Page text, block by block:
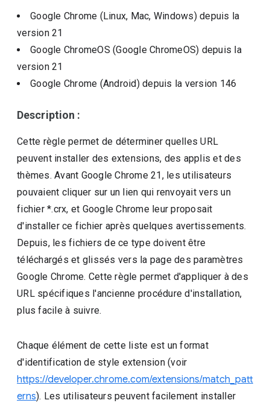
Google Chrome (Linux, Mac, Windows)depuis la
version21
Google ChromeOS (Google ChromeOS) depuis la
version21
Google Chrome (Android)depuis la version 146
Description :
Cette règle permet de déterminer quelles URL
peuvent installer des extensions, des applis et des
thèmes. Avant Google Chrome 21, les utilisateurs
pouvaient cliquer sur un lien qui renvoyait vers un
fichier *.crx, et Google Chrome leur proposait
d'installer ce fichier après quelques avertissements.
Depuis, les fichiers de ce type doivent être
téléchargés et glissés vers la page des paramètres
Google Chrome. Cette règle permet d'appliquer à des
URL spécifiques l'ancienne procédure d'installation,
plus facile à suivre.
Chaque élément de cette liste est un format
d'identification de style extension (voir
https://developer.chrome.com/extensions/match_patt
erns). Les utilisateurs peuvent facilement installer